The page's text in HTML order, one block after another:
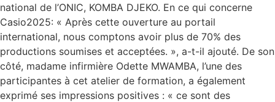
national de l’ONIC, KOMBA DJEKO. En ce qui concerne
Casio2025: « Après cette ouverture au portail
international, nous comptons avoir plus de 70% des
productions soumises et acceptées. », a-t-il ajouté. De son
côté, madame infirmière Odette MWAMBA, l’une des
participantes à cet atelier de formation, a également
exprimé ses impressions positives : « ce sont des